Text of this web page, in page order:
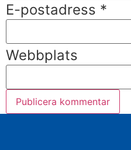
E-postadress *
Webbplats